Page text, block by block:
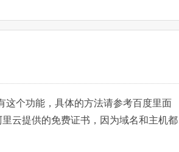
这个功能，具体的方法请参考百度里面
云提供的免费证书，因为域名和主机都